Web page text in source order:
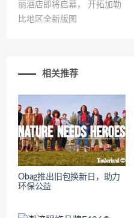
丽酒店即将启幕， 开拓加勒
比地区全新版图
相关推荐
Obag推出旧包换新日，助力
环保公益